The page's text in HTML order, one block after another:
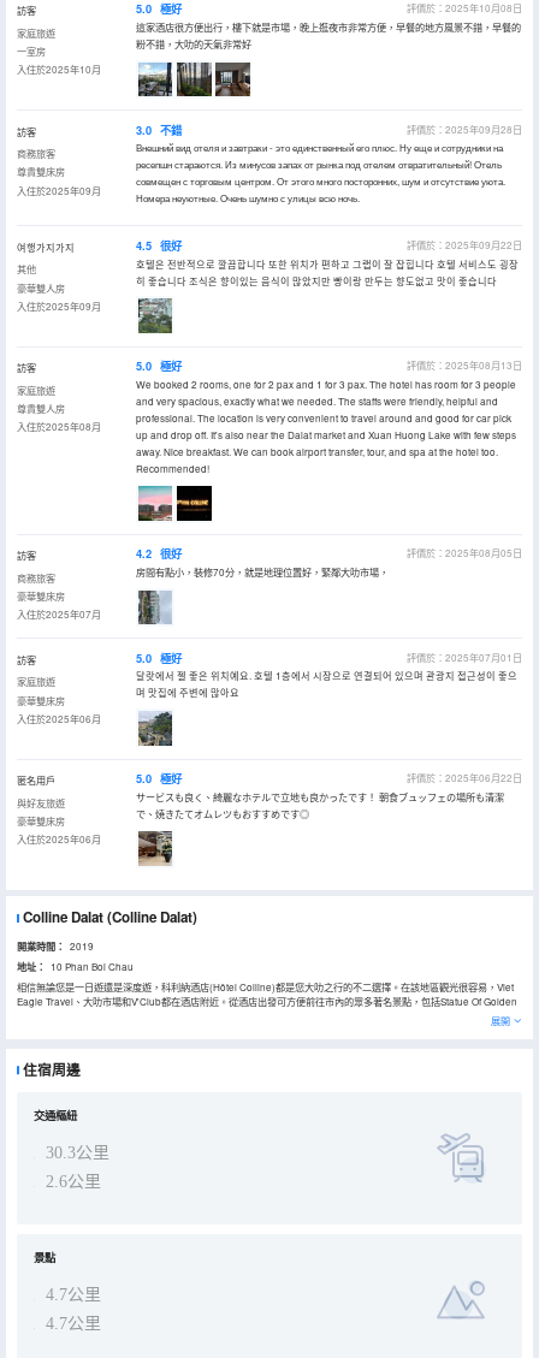
訪客
家庭旅遊
一室房
入住於2025年10月
5.0 極好
評價於：2025年10月08日
這家酒店很方便出行，樓下就是市場，晚上逛夜市非常方便，早餐的地方風景不錯，早餐的
粉不錯，大叻的天氣非常好
訪客
商務旅客
尊貴雙床房
入住於2025年09月
3.0 不錯
評價於：2025年09月28日
Внешний вид отеля и завтраки - это единственный его плюс. Ну еще и сотрудники на
ресепшн стараются. Из минусов запах от рынка под отелем отвратительный! Отель
совмещен с торговым центром. От этого много посторонних, шум и отсутствие уюта.
Номера неуютные. Очень шумно с улицы всю ночь.
여행가지가지
其他
豪華雙人房
入住於2025年09月
4.5 很好
評價於：2025年09月22日
호텔은 전반적으로 깔끔합니다 또한 위치가 편하고 그랩이 잘 잡힙니다 호텔 서비스도 굉장
히 좋습니다 조식은 향이있는 음식이 많았지만 빵이랑 만두는 향도없고 맛이 좋습니다
訪客
家庭旅遊
尊貴雙人房
入住於2025年08月
5.0 極好
評價於：2025年08月13日
We booked 2 rooms, one for 2 pax and 1 for 3 pax. The hotel has room for 3 people
and very spacious, exactly what we needed. The staffs were friendly, helpful and
professional. The location is very convenient to travel around and good for car pick
up and drop off. It's also near the Dalat market and Xuan Huong Lake with few steps
away. Nice breakfast. We can book airport transfer, tour, and spa at the hotel too.
Recommended!
訪客
商務旅客
豪華雙床房
入住於2025年07月
4.2 很好
評價於：2025年08月05日
房間有點小，裝修70分，就是地理位置好，緊鄰大叻市場，
訪客
家庭旅遊
豪華雙床房
入住於2025年06月
5.0 極好
評價於：2025年07月01日
달랏에서 젤 좋은 위치예요. 호텔 1층에서 시장으로 연결되어 있으며 관광지 접근성이 좋으
며 맛집에 주변에 많아요
匿名用戶
與好友旅遊
豪華雙床房
入住於2025年06月
5.0 極好
評價於：2025年06月22日
サービスも良く、綺麗なホテルで立地も良かったです！ 朝食ブュッフェの場所も清潔
で、焼きたてオムレツもおすすめです◎
Colline Dalat(Colline Dalat)
開業時間： 2019
地址：
10 Phan Boi Chau
相信無論您是一日遊還是深度遊，科利納酒店(Hôtel Colline)都是您大叻之行的不二選擇。在該地區觀光很容易，Viet
Eagle Travel、大叻市場和V'Club都在酒店附近。從酒店出發可方便前往市內的眾多著名景點，包括Statue Of Golden
Buddha、林同博物館和Dinh I Da Lat。電熱水壺和免費瓶裝水可供使用，便捷的客房設施定能讓您倍感舒適。倘若您
在忙碌的一天後想在自己的客房內放鬆，提供24小時熱水、吹風機和免費洗漱用品(6樣以上)的客房浴室是不錯的選
酒店設有24小時前台諮詢服務，為下榻至此的您提供最貼心的行程安排。入住酒店的旅客，可以使用酒店免費停車場。
展開
住宿周邊
交通樞紐
30.3公里
2.6公里
景點
4.7公里
4.7公里